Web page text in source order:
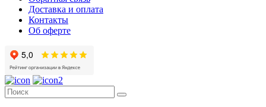
Доставка и оплата
Контакты
Об оферте